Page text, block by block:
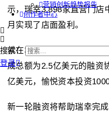
营销创新趋势报告
创作者中心
搜索：
登录
示，瑞幸3,898家直营门店
月实现了店面盈利。
就在本月，瑞幸宣布与公
成总额为2.5亿美元的融资
亿美元，愉悦资本投资
新一轮融资将帮助瑞幸完